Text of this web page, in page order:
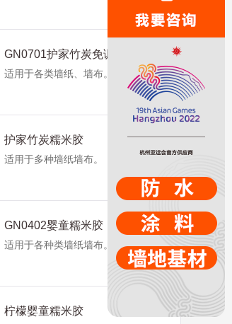
GN0701护家竹炭免调糯米胶
适用于各类墙纸、墙布。
护家竹炭糯米胶
适用于多种墙纸墙布。
GN0402婴童糯米胶
适用于各种类墙纸墙布。
柠檬婴童糯米胶